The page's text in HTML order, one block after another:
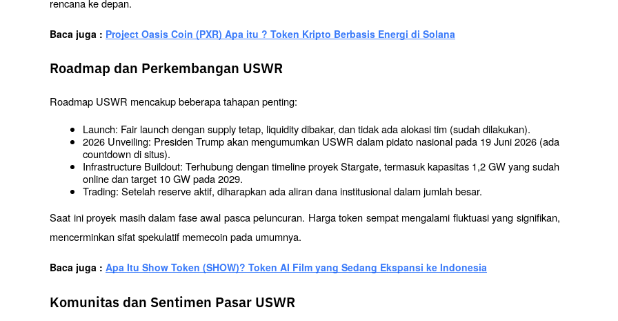
rencana ke depan.
Baca juga : Project Oasis Coin (PXR) Apa itu ? Token Kripto Berbasis Energi di Solana
Roadmap dan Perkembangan USWR
Roadmap USWR mencakup beberapa tahapan penting:
Launch: Fair launch dengan supply tetap, liquidity dibakar, dan tidak ada alokasi tim (sudah dilakukan).
2026 Unveiling: Presiden Trump akan mengumumkan USWR dalam pidato nasional pada 19 Juni 2026 (ada
countdown di situs).
Infrastructure Buildout: Terhubung dengan timeline proyek Stargate, termasuk kapasitas 1,2 GW yang sudah
online dan target 10 GW pada 2029.
Trading: Setelah reserve aktif, diharapkan ada aliran dana institusional dalam jumlah besar.
Saat ini proyek masih dalam fase awal pasca peluncuran. Harga token sempat mengalami fluktuasi yang signifikan,
mencerminkan sifat spekulatif memecoin pada umumnya.
Baca juga : Apa Itu Show Token (SHOW)? Token AI Film yang Sedang Ekspansi ke Indonesia
Komunitas dan Sentimen Pasar USWR